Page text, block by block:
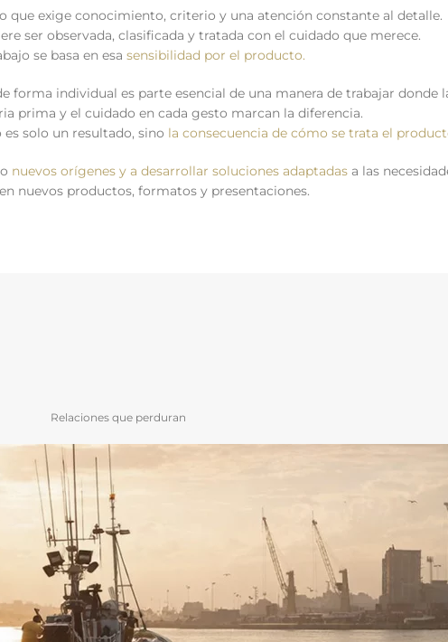
que exige conocimiento, criterio y una atención constante al detalle.
ser observada, clasificada y tratada con el cuidado que merece.
se basa en esa sensibilidad por el producto.
forma individual es parte esencial de una manera de trabajar donde
prima y el cuidado en cada gesto marcan la diferencia.
solo un resultado, sino la consecuencia de cómo se trata el
nuevos orígenes y a desarrollar soluciones adaptadasa las
nuevos productos, formatos y presentaciones.
Relaciones que perduran